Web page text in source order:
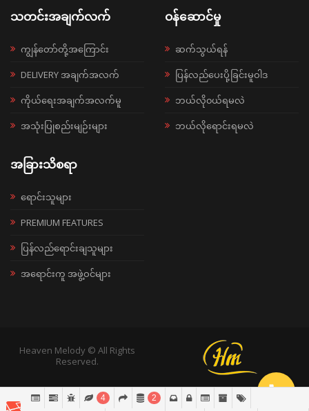
သတင်းအချက်လက်
ကျွန်တော်တို့အကြောင်း
DELIVERY အချက်အလက်
ကိုယ်ရေးအချက်အလက်မူ
အသုံးပြုစည်းမျဉ်းများ
ဝန်ဆောင်မှု
ဆက်သွယ်ရန်
ပြန်လည်ပေးပို့ခြင်းမူဝါဒ
ဘယ်လို၀ယ်ရမလဲ
ဘယ်လိုရောင်းရမလဲ
အခြားသိစရာ
ရောင်းသူများ
PREMIUM FEATURES
ပြန်လည်ရောင်းချသူများ
အရောင်းကူ အဖွဲ့ဝင်များ
Heaven Melody © All Rights
Reserved.
4 2